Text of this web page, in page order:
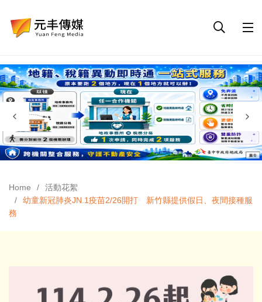
Home
活動花絮
幼童新冠肺炎JN.1疫苗2/26開打 新竹縣提供假日、夜間接種服
務